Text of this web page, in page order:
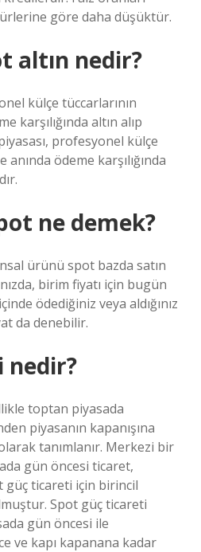
göre daha düşüktür.
altın nedir?
külçe tüccarlarının
karşılığında altın alıp
profesyonel külçe
ödeme karşılığında
ne demek?
ürünü spot bazda satın
birim fiyatı için bugün
ödediğiniz veya aldığınız
da denebilir.
nedir?
toptan piyasada
piyasanın kapanışına
tanımlanır. Merkezi bir
gün öncesi ticaret,
güç ticareti için birincil
Spot güç ticareti
gün öncesi ile
ve kapı kapanana kadar